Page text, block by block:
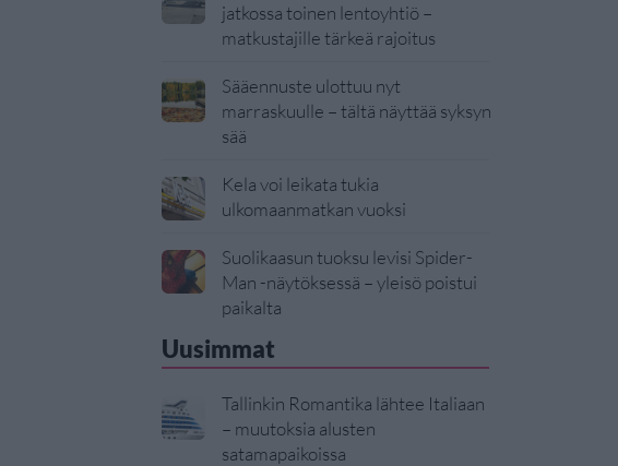
jatkossa toinen lentoyhtiö –
matkustajille tärkeä rajoitus
Sääennuste ulottuu nyt
marraskuulle – tältä näyttää syksyn
sää
Kela voi leikata tukia
ulkomaanmatkan vuoksi
Suolikaasun tuoksu levisi Spider-
Man -näytöksessä – yleisö poistui
paikalta
Uusimmat
Tallinkin Romantika lähtee Italiaan
– muutoksia alusten
satamapaikoissa